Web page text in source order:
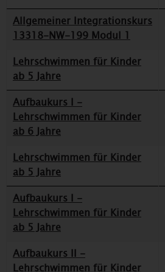
Allgemeiner Integrationskurs
13318-NW-199 Modul 1
Lehrschwimmen für Kinder
ab 5 Jahre
Aufbaukurs I -
Lehrschwimmen für Kinder
ab 6 Jahre
Lehrschwimmen für Kinder
ab 5 Jahre
Aufbaukurs I -
Lehrschwimmen für Kinder
ab 5 Jahre
Aufbaukurs II -
Lehrschwimmen für Kinder